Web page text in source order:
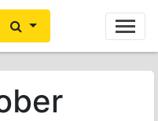
informieren